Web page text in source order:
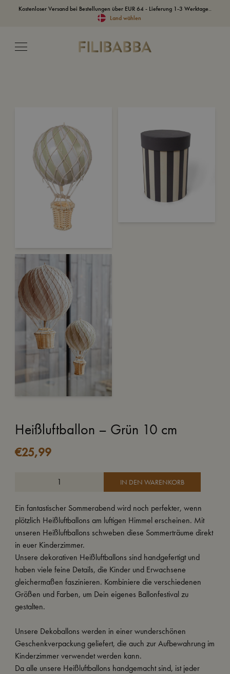
Kostenloser Versand bei Bestellungen über EUR 64 - Lieferung 1-3 Werktage..
Land wählen
Heißluftballon – Grün 10 cm
€25,99
IN DEN WARENKORB
Ein fantastischer Sommerabend wird noch perfekter, wenn
plötzlich Heißluftballons am luftigen Himmel erscheinen. Mit
unseren Heißluftballons schweben diese Sommerträume direkt
in euer Kinderzimmer.
Unsere dekorativen Heißluftballons sind handgefertigt und
haben viele feine Details, die Kinder und Erwachsene
gleichermaßen faszinieren. Kombiniere die verschiedenen
Größen und Farben, um Dein eigenes Ballonfestival zu
gestalten.
Unsere Dekoballons werden in einer wunderschönen
Geschenkverpackung geliefert, die auch zur Aufbewahrung im
Kinderzimmer verwendet werden kann.
Da alle unsere Heißluftballons handgemacht sind, ist jeder